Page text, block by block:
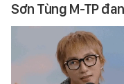
Sơn Tùng M-TP